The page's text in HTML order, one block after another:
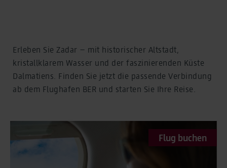
Erleben Sie Zadar – mit historischer Altstadt,
kristallklarem Wasser und der faszinierenden Küste
Dalmatiens. Finden Sie jetzt die passende Verbindung
ab dem Flughafen BER und starten Sie Ihre Reise.
Flug buchen